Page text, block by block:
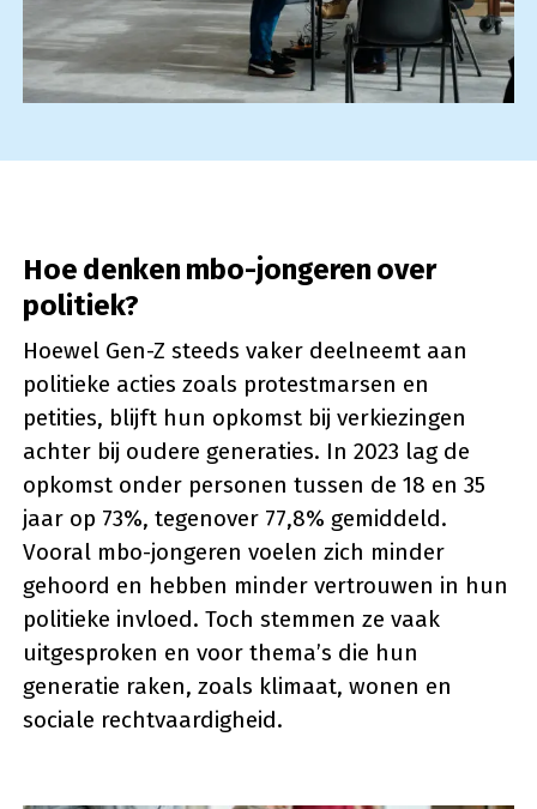
Hoe denken mbo-jongeren over
politiek?
Hoewel Gen-Z steeds vaker deelneemt aan
politieke acties zoals protestmarsen en
petities, blijft hun opkomst bij verkiezingen
achter bij oudere generaties. In 2023 lag de
opkomst onder personen tussen de 18 en 35
jaar op 73%, tegenover 77,8% gemiddeld.
Vooral mbo-jongeren voelen zich minder
gehoord en hebben minder vertrouwen in hun
politieke invloed. Toch stemmen ze vaak
uitgesproken en voor thema’s die hun
generatie raken, zoals klimaat, wonen en
sociale rechtvaardigheid.